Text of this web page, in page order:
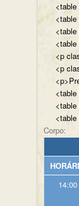
<p
<p
Corpo:
14:00